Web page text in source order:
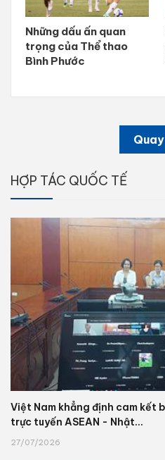
Những dấu ấn quan
trọng của Thể thao
Bình Phước
HỢP TÁC QUỐC TẾ
Việt Nam khẳng định cam kết
trực tuyến ASEAN - Nhật...
27/07/2026